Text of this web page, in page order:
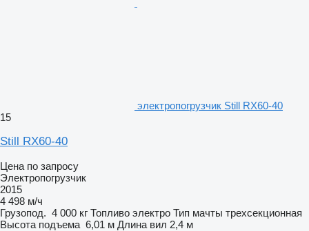
электропогрузчик Still RX60-40
15
Still RX60-40
Цена по запросу
Электропогрузчик
2015
4 498 м/ч
Грузопод. 4 000 кг Топливо электро Тип мачты трехсекционная
Высота подъема 6,01 м Длина вил 2,4 м